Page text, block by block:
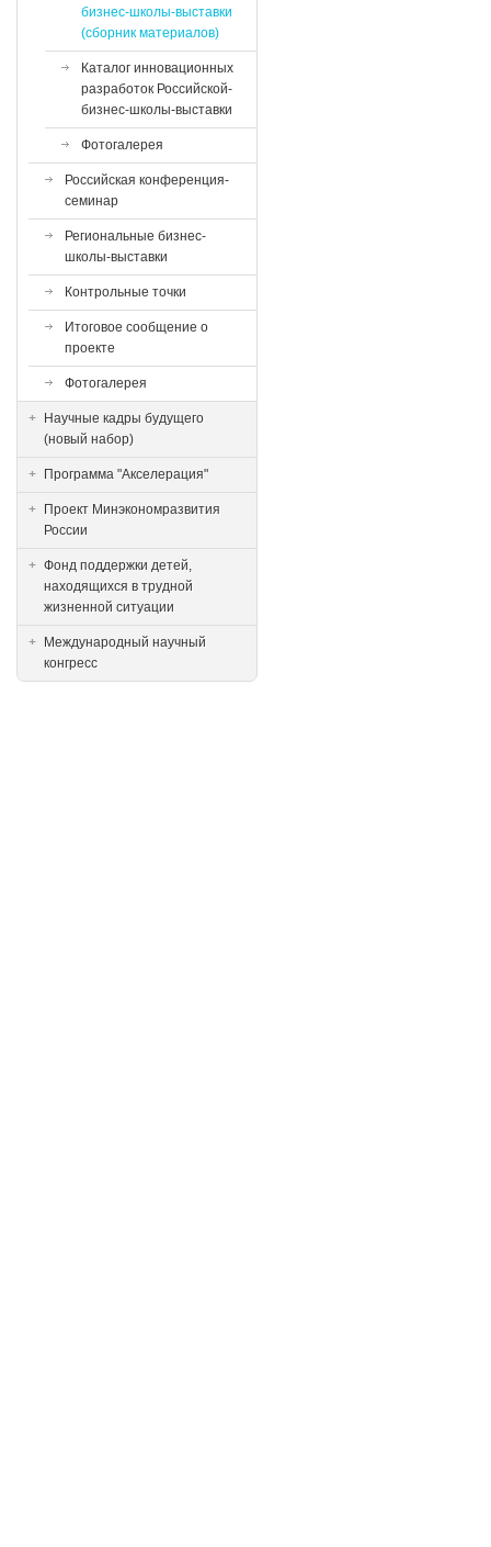
бизнес-школы-выставки
(сборник материалов)
Каталог инновационных
разработок Российской-
бизнес-школы-выставки
Фотогалерея
Российская конференция-
семинар
Региональные бизнес-
школы-выставки
Контрольные точки
Итоговое сообщение о
проекте
Фотогалерея
Научные кадры будущего
(новый набор)
Программа "Акселерация"
Проект Минэкономразвития
России
Фонд поддержки детей,
находящихся в трудной
жизненной ситуации
Международный научный
конгресс